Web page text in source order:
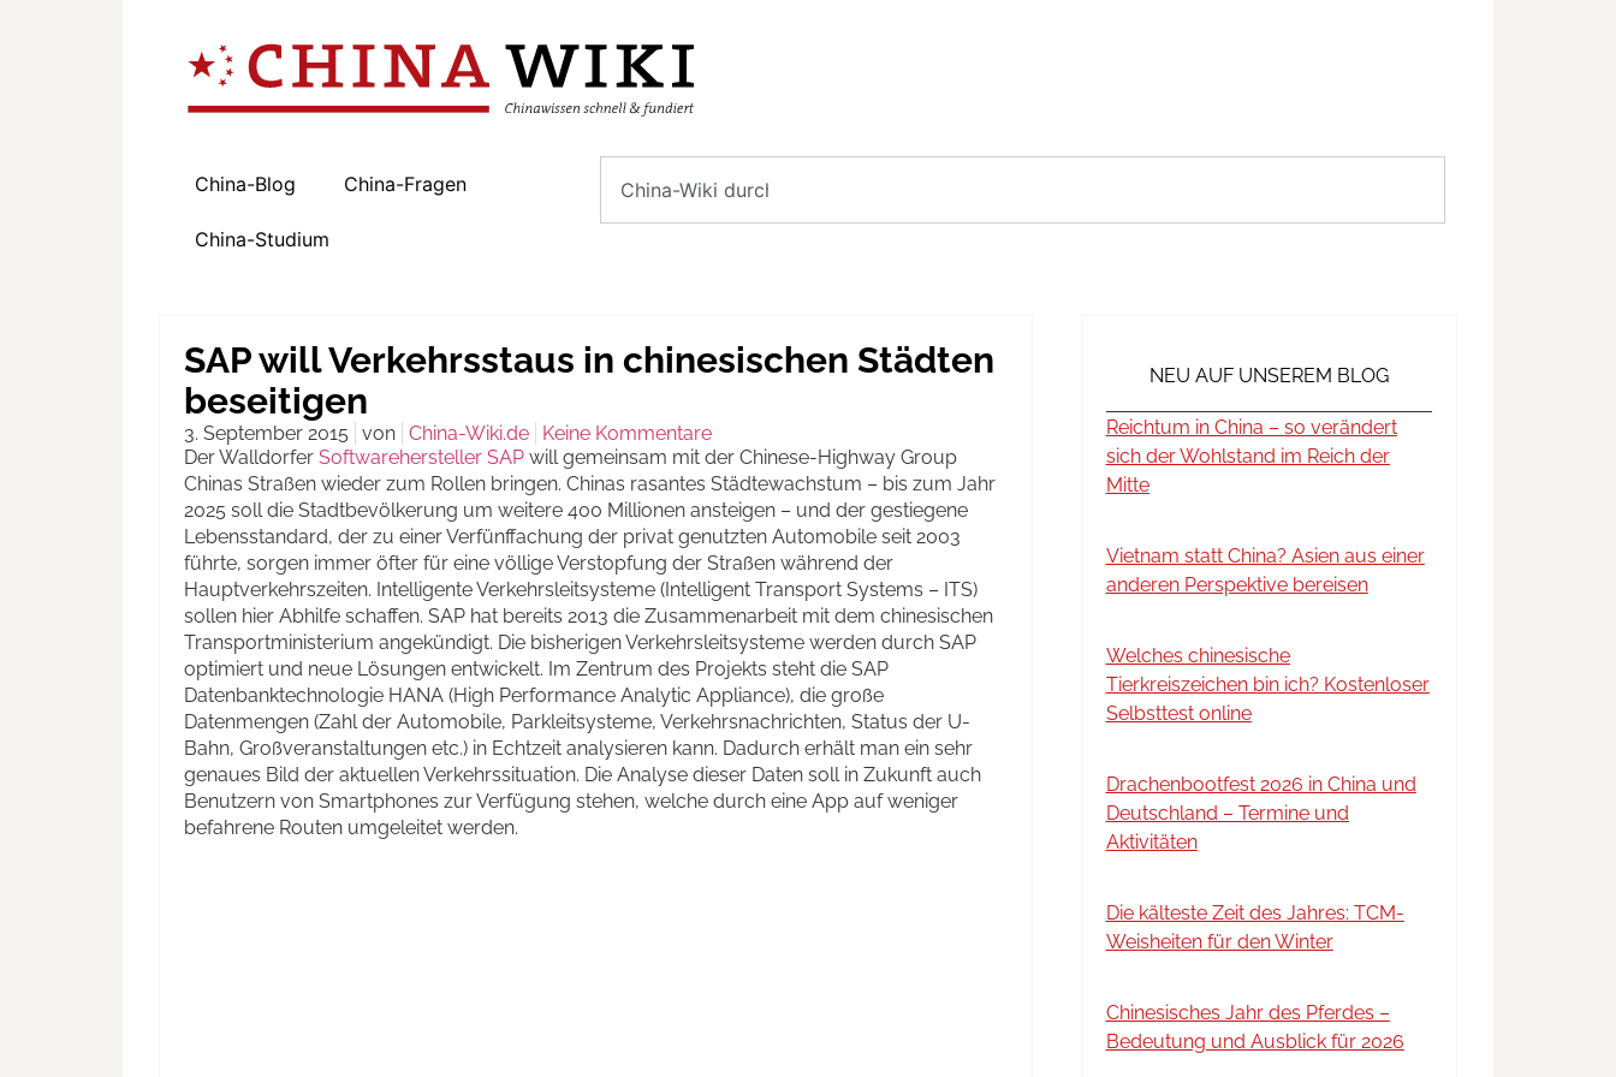
China-Blog China-Fragen
China-Studium
SAP will Verkehrsstaus in chinesischen Städten
beseitigen
3. September 2015 von China-Wiki.de
Keine Kommentare
Der Walldorfer Softwarehersteller SAP will gemeinsam mit der Chinese-Highway Group
Chinas Straßen wieder zum Rollen bringen. Chinas rasantes Städtewachstum – bis zum Jahr
2025 soll die Stadtbevölkerung um weitere 400 Millionen ansteigen – und der gestiegene
Lebensstandard, der zu einer Verfünffachung der privat genutzten Automobile seit 2003
führte, sorgen immer öfter für eine völlige Verstopfung der Straßen während der
Hauptverkehrszeiten. Intelligente Verkehrsleitsysteme (Intelligent Transport Systems – ITS)
sollen hier Abhilfe schaffen. SAP hat bereits 2013 die Zusammenarbeit mit dem chinesischen
Transportministerium angekündigt. Die bisherigen Verkehrsleitsysteme werden durch SAP
optimiert und neue Lösungen entwickelt. Im Zentrum des Projekts steht die SAP
Datenbanktechnologie HANA (High Performance Analytic Appliance), die große
Datenmengen (Zahl der Automobile, Parkleitsysteme, Verkehrsnachrichten, Status der U-
Bahn, Großveranstaltungen etc.) in Echtzeit analysieren kann. Dadurch erhält man ein sehr
genaues Bild der aktuellen Verkehrssituation. Die Analyse dieser Daten soll in Zukunft auch
Benutzern von Smartphones zur Verfügung stehen, welche durch eine App auf weniger
befahrene Routen umgeleitet werden.
NEU AUF UNSEREM BLOG
Reichtum in China – so verändert
sich der Wohlstand im Reich der
Mitte
Vietnam statt China? Asien aus einer
anderen Perspektive bereisen
Welches chinesische
Tierkreiszeichen bin ich? Kostenloser
Selbsttest online
Drachenbootfest 2026 in China und
Deutschland – Termine und
Aktivitäten
Die kälteste Zeit des Jahres: TCM-
Weisheiten für den Winter
Chinesisches Jahr des Pferdes –
Bedeutung und Ausblick für 2026